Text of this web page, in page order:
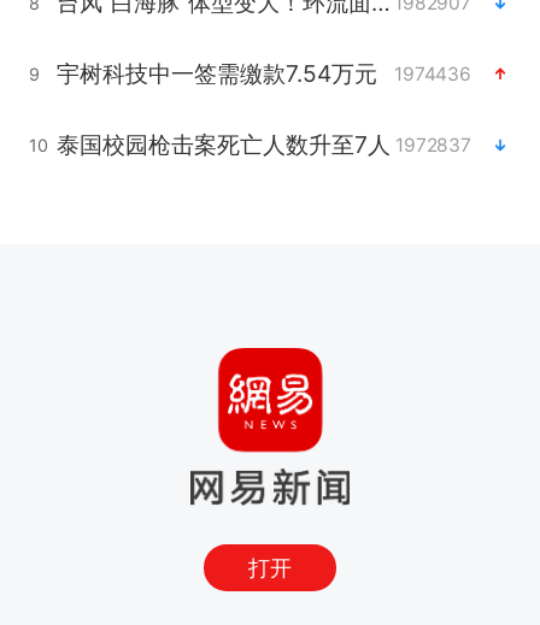
9 宇树科技中一签需缴款7.54万元 1974436
10 泰国校园枪击案死亡人数升至7人 1972837
打开